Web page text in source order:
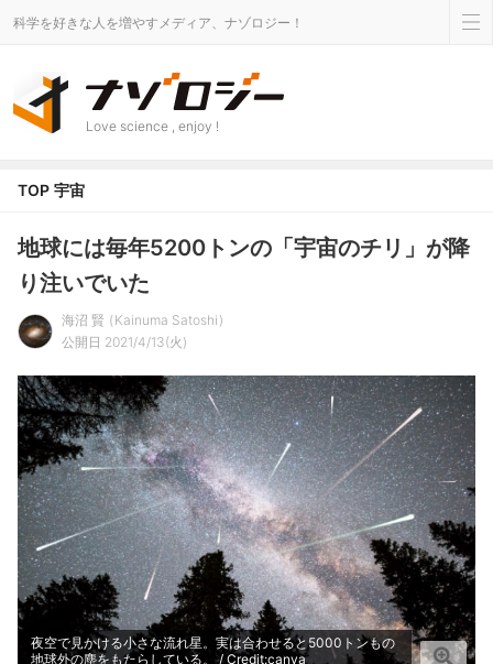
科学を好きな人を増やすメディア、ナゾロジー！
Love science , enjoy !
TOP 宇宙
地球には毎年5200トンの「宇宙のチリ」が降
り注いでいた
海沼 賢
Kainuma Satoshi
公開日 2021/4/13(火)
夜空で見かける小さな流れ星。実は合わせると5000トンもの
地球外の塵をもたらしている。 / Credit:canva